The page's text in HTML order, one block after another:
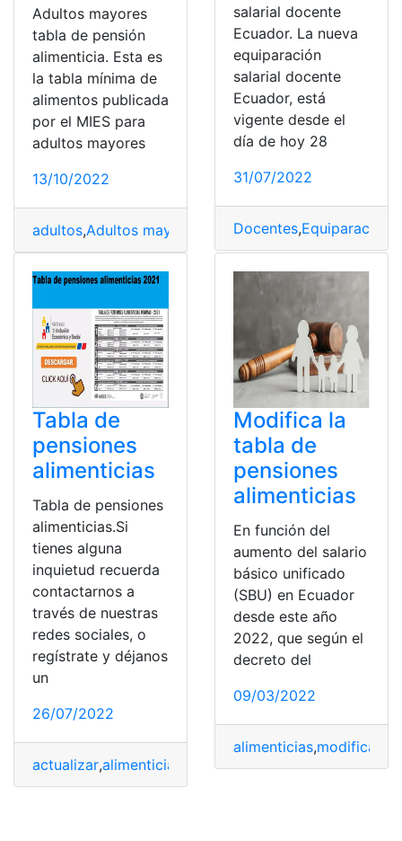
Adultos mayores
tabla de pensión
alimenticia. Esta es
la tabla mínima de
alimentos publicada
por el MIES para
adultos mayores
13/10/2022
adultos,Adultos mayores alimenticias,Pensión,tabla
salarial docente
Ecuador. La nueva
equiparación
salarial docente
Ecuador, está
vigente desde el
día de hoy 28
31/07/2022
Docentes,Equiparación
Tabla de
pensiones
alimenticias
Tabla de pensiones
alimenticias.Si
tienes alguna
inquietud recuerda
contactarnos a
través de nuestras
redes sociales, o
regístrate y déjanos
un
26/07/2022
actualizar,alimenticias Calcular,Pensiones,tabla,Tabla
Modifica la
tabla de
pensiones
alimenticias
En función del
aumento del salario
básico unificado
(SBU) en Ecuador
desde este año
2022, que según el
decreto del
09/03/2022
alimenticias,